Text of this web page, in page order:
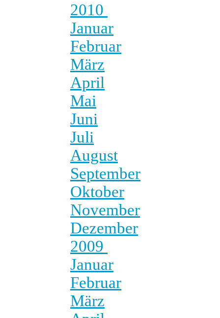
2010
Januar
Februar
März
April
Mai
Juni
Juli
August
September
Oktober
November
Dezember
2009
Januar
Februar
März